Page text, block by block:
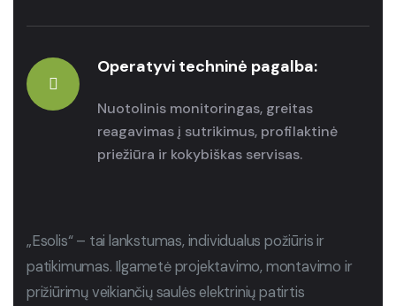
Operatyvi techninė pagalba:
Nuotolinis monitoringas, greitas
reagavimas į sutrikimus, profilaktinė
priežiūra ir kokybiškas servisas.
„Esolis“ – tai lankstumas, individualus požiūris ir
patikimumas. Ilgametė projektavimo, montavimo ir
prižiūrimų veikiančių saulės elektrinių patirtis